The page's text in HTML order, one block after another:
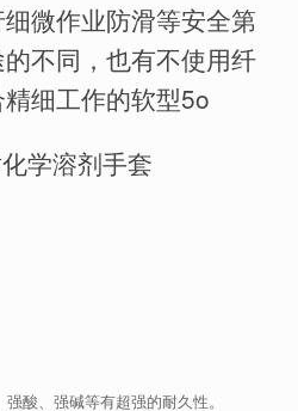
微作业防滑等安全第
不同，也有不使用纤
细工作的软型5o
学溶剂手套
酸、强碱等有超强的耐久性。